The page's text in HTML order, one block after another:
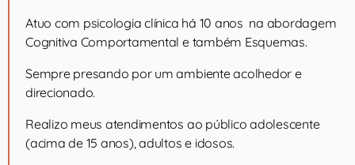
Atuo com psicologia clínica há 10 anos na abordagem
Cognitiva Comportamental e também Esquemas.
Sempre presando por um ambiente acolhedor e
direcionado.
Realizo meus atendimentos ao público adolescente
(acima de 15 anos), adultos e idosos.